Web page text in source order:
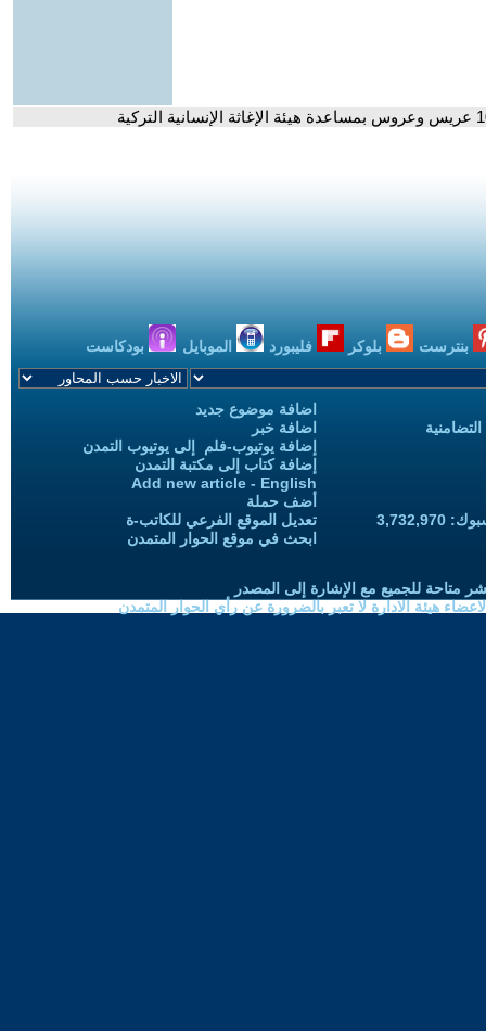
بنترست بلوكر فليبورد الموبايل بودكاست
اضافة موضوع جديد
اضافة خبر
إضافة يوتيوب-فلم إلى يوتيوب التمدن
إضافة كتاب إلى مكتبة التمدن
Add new article - English
أضف حملة
تعديل الموقع الفرعي للكاتب-ة
ابحث في موقع الحوار المتمدن
متاحة للجميع مع الإشارة إلى المصدر
هيئة الادارة لا تعبر بالضرورة عن رأي الحوار المتمدن